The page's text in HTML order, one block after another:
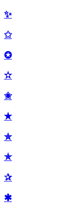
✨
✩
✪
✫
✬
✭
✮
✯
✰
✱